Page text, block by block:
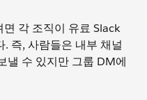
각 조직이 유료 Slack
즉, 사람들은 내부 채널
낼 수 있지만 그룹 DM에